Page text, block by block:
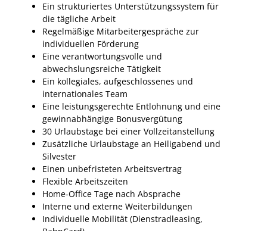
Ein strukturiertes Unterstützungssystem für
die tägliche Arbeit
Regelmäßige Mitarbeitergespräche zur
individuellen Förderung
Eine verantwortungsvolle und
abwechslungsreiche Tätigkeit
Ein kollegiales, aufgeschlossenes und
internationales Team
Eine leistungsgerechte Entlohnung und eine
gewinnabhängige Bonusvergütung
30 Urlaubstage bei einer Vollzeitanstellung
Zusätzliche Urlaubstage an Heiligabend und
Silvester
Einen unbefristeten Arbeitsvertrag
Flexible Arbeitszeiten
Home-Office Tage nach Absprache
Interne und externe Weiterbildungen
Individuelle Mobilität (Dienstradleasing,